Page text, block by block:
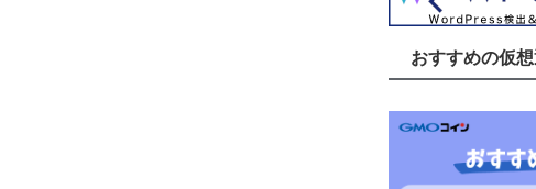
おすすめの仮想